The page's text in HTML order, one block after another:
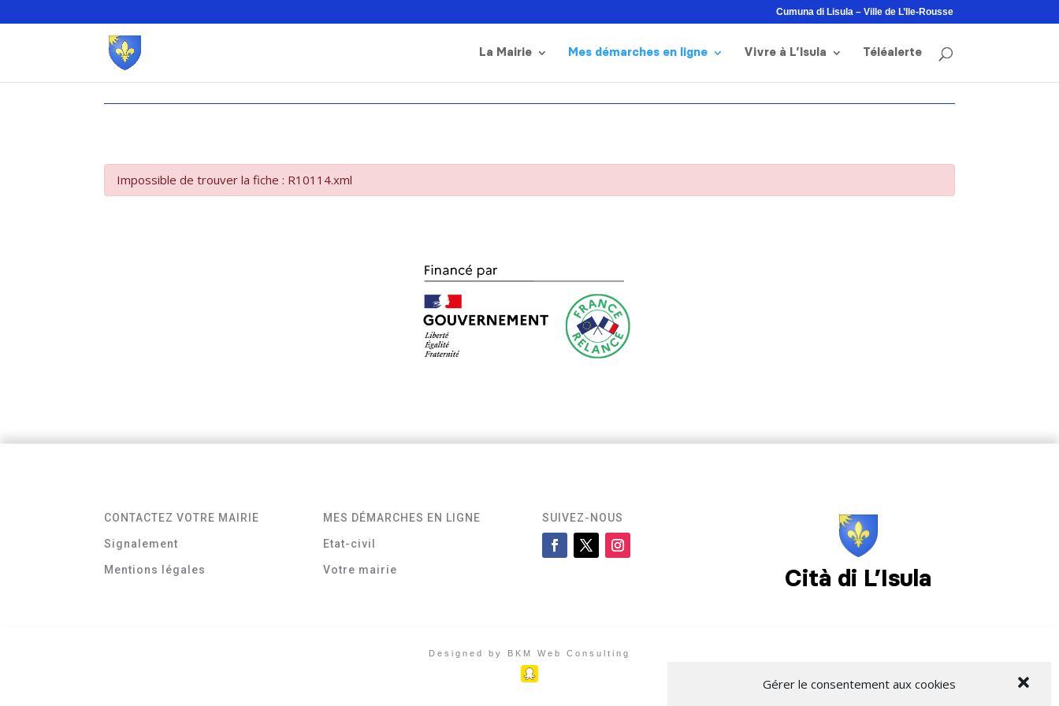
Gérer le consentement aux cookies
Cumuna di Lisula – Ville de L’Ile-Rousse
La Mairie Mes démarches en ligne Vivre à L’Isula Téléalerte
Impossible de trouver la fiche : R10114.xml
CONTACTEZ VOTRE MAIRIE
Signalement
Mentions légales
MES DÉMARCHES EN LIGNE
Etat-civil
Votre mairie
SUIVEZ-NOUS
Cità di L’Isula
Designed by BKM Web Consulting